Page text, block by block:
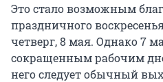
Это стало возможным
праздничного
четверг, 8 мая. Однако 7
сокращенным рабочим
него следует обычный